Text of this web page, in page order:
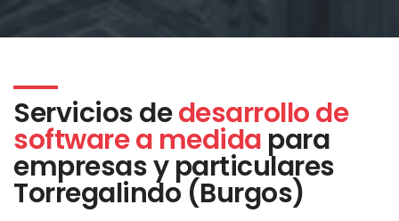
Servicios dedesarrollo de
software a medida para
empresas y particulares
Torregalindo (Burgos)